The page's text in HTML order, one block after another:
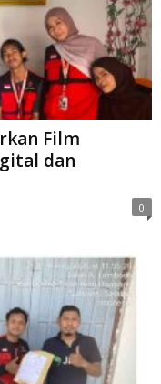
Film
dan
0